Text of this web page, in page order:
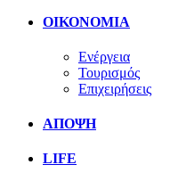
ΟΙΚΟΝΟΜΙΑ
Ενέργεια
Τουρισμός
Επιχειρήσεις
ΑΠΟΨΗ
LIFE